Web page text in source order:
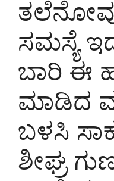
ಸಮಸ್ಯೆ
ಬಾರಿ ಈ
ಮಾಡಿದ
ಬಳಸಿ
ಶೀಘ್ರ